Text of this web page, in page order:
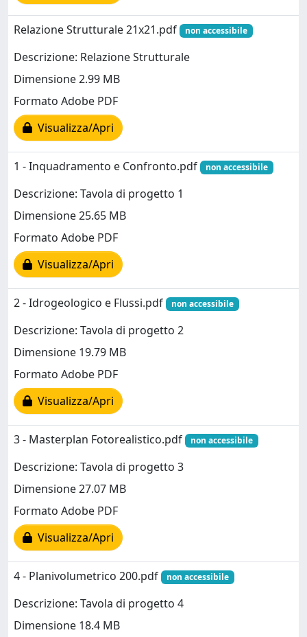
Relazione Strutturale 21x21.pdf non accessibile
Descrizione: Relazione Strutturale
Dimensione 2.99 MB
Formato Adobe PDF
Visualizza/Apri
1 - Inquadramento e Confronto.pdf non accessibile
Descrizione: Tavola di progetto 1
Dimensione 25.65 MB
Formato Adobe PDF
Visualizza/Apri
2 - Idrogeologico e Flussi.pdf non accessibile
Descrizione: Tavola di progetto 2
Dimensione 19.79 MB
Formato Adobe PDF
Visualizza/Apri
3 - Masterplan Fotorealistico.pdf non accessibile
Descrizione: Tavola di progetto 3
Dimensione 27.07 MB
Formato Adobe PDF
Visualizza/Apri
4 - Planivolumetrico 200.pdf non accessibile
Descrizione: Tavola di progetto 4
Dimensione 18.4 MB